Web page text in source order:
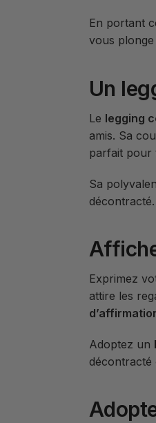
En portant
vous
Un
Le legging
amis. Sa
parfait pour
Sa
Exprimez
attire les
Adoptez un
décontracté